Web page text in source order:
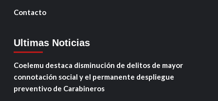
Contacto
Ultimas Noticias
Coelemu destaca disminución de delitos de mayor
connotación social y el permanente despliegue
preventivo de Carabineros